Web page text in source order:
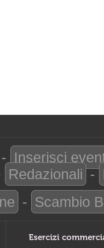
- Inserisci
Redazionali -
- Scambio
Esercizi